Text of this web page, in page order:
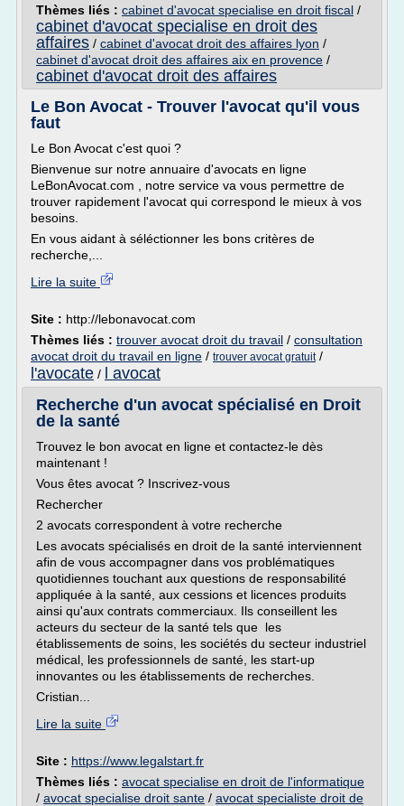
Thèmes liés : cabinet d'avocat specialise en droit fiscal /
cabinet d'avocat specialise en droit des
affaires / cabinet d'avocat droit des affaires lyon /
cabinet d'avocat droit des affaires aix en provence /
cabinet d'avocat droit des affaires
Le Bon Avocat - Trouver l'avocat qu'il vous
faut
Le Bon Avocat c'est quoi ?
Bienvenue sur notre annuaire d'avocats en ligne
LeBonAvocat.com , notre service va vous permettre de
trouver rapidement l'avocat qui correspond le mieux à vos
besoins.
En vous aidant à séléctionner les bons critères de
recherche,...
Lire la suite
Site : http://lebonavocat.com
Thèmes liés : trouver avocat droit du travail / consultation
avocat droit du travail en ligne / trouver avocat gratuit/
l'avocate /
l avocat
Recherche d'un avocat spécialisé en Droit
de la santé
Trouvez le bon avocat en ligne et contactez-le dès
maintenant !
Vous êtes avocat ? Inscrivez-vous
Rechercher
2 avocats correspondent à votre recherche
Les avocats spécialisés en droit de la santé interviennent
afin de vous accompagner dans vos problématiques
quotidiennes touchant aux questions de responsabilité
appliquée à la santé, aux cessions et licences produits
ainsi qu'aux contrats commerciaux. Ils conseillent les
acteurs du secteur de la santé tels que les
établissements de soins, les sociétés du secteur industriel
médical, les professionnels de santé, les start-up
innovantes ou les établissements de recherches.
Cristian...
Lire la suite
Site : https://www.legalstart.fr
Thèmes liés : avocat specialise en droit de l'informatique
/ avocat specialise droit sante / avocat specialiste droit de